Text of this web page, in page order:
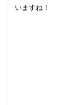
いますね！